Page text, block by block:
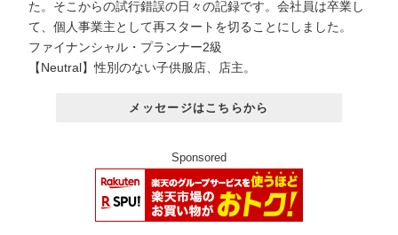
た。そこからの試行錯誤の日々の記録です。会社員は卒業し
て、個人事業主として再スタートを切ることにしました。
ファイナンシャル・プランナー2級
【Neutral】性別のない子供服店、店主。
メッセージはこちらから
Sponsored